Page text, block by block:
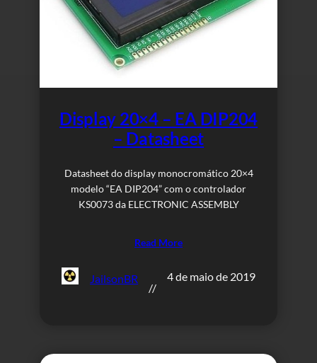
Display 20×4 – EA DIP204
– Datasheet
Datasheet do display monocromático 20×4
modelo “EA DIP204” com o controlador
KS0073 da ELECTRONIC ASSEMBLY
Read More
JailsonBR
//
4 de maio de 2019